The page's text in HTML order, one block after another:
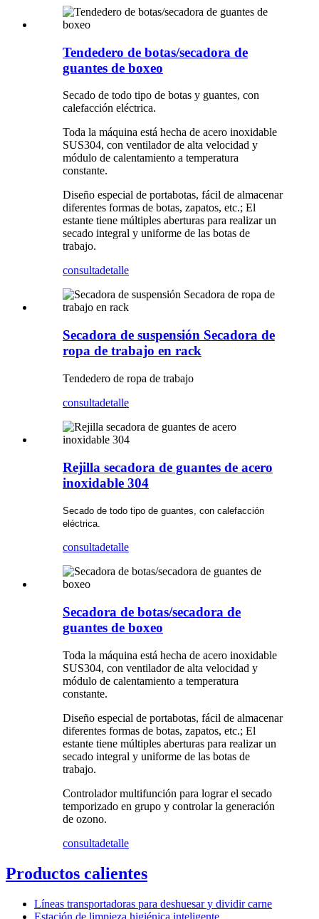
Tendedero de botas/secadora de
guantes de boxeo
Secado de todo tipo de botas y guantes, con
calefacción eléctrica.
Toda la máquina está hecha de acero inoxidable
SUS304, con ventilador de alta velocidad y
módulo de calentamiento a temperatura
constante.
Diseño especial de portabotas, fácil de almacenar
diferentes formas de botas, zapatos, etc.; El
estante tiene múltiples aberturas para realizar un
secado integral y uniforme de las botas de
trabajo.
consultadetalle
Secadora de suspensión Secadora de
ropa de trabajo en rack
Tendedero de ropa de trabajo
consultadetalle
Rejilla secadora de guantes de acero
inoxidable 304
Secado de todo tipo de guantes, con calefacción
eléctrica.
consultadetalle
Secadora de botas/secadora de
guantes de boxeo
Toda la máquina está hecha de acero inoxidable
SUS304, con ventilador de alta velocidad y
módulo de calentamiento a temperatura
constante.
Diseño especial de portabotas, fácil de almacenar
diferentes formas de botas, zapatos, etc.; El
estante tiene múltiples aberturas para realizar un
secado integral y uniforme de las botas de
trabajo.
Controlador multifunción para lograr el secado
temporizado en grupo y controlar la generación
de ozono.
consultadetalle
Productos calientes
Líneas transportadoras para deshuesar y dividir carne
Estación de limpieza higiénica inteligente